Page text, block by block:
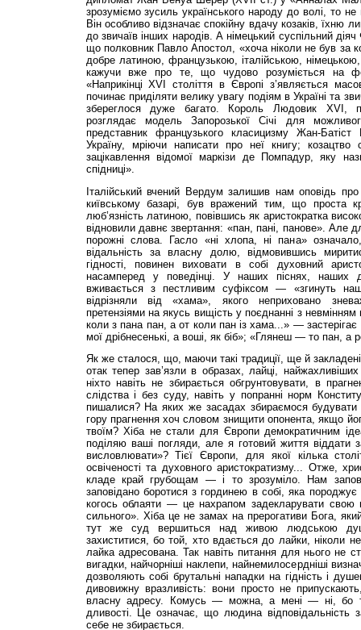
зрозуміємо зусиль українського народу до волі, то не
Він особливо відзначає спокійну вдачу козаків, їхню
до звичаїв інших народів. А німецький суспіль­ний
що полковник Павло Апостол, «хоча ніколи не був за
добре латиною, французькою, італійською,
кажучи вже про те, що чудово розуміється на
«Наприкінці XVI століття в Європі з’являється
починає приділяти велику увагу подіям в Україні та
збереглося дуже багато. Король Людовик XVI,
розглядає модель Запорозької Січі для
представник французького класицизму Жан-
Україну, мріючи написати про неї книгу; козацтво
зацікавлення відомої маркізи де Помпа­дур, яку
спідниці».
Італійський вчений Вердум залишив нам оповідь
київському базарі, був враже­ний тим, що проста
люб’язність латиною, повів­шись як аристократка
відновили дав­нє звертання: «пан, пані, панове». Але
порожні слова. Гасло «ні хлопа, ні па­на»
відальність за власну долю, відмовив­шись
гідності, повинен виховати в собі ду­ховний
насамперед у поведінці. У наших піснях, наших
вживається з пестливим суфіксом — «згинуть
відрізняли від «хама», якого неприхова­но
претензіями на якусь вищість у поєднан­ні з
коли з пана пан, а от коли пан із ха­ма...» —
мої дрібнесенькі, a воші, як біб»; «Глянеш — то пан, а
Як же сталося, що, маючи такі тради­ції, ще й
отак тепер зав’язли в обра­зах, лайці,
ніхто навіть не збира­ється обгрунтовувати, в
слідства і без су­ду, навіть у попранні норм
пишалися? На яких же засадах збираємося
гору прагнення хоч словом знищити опонента, якщо
твоїм? Хі­ба не стали для Європи демократичним
поділяю ваші погляди, але я готовий життя відда­ти
вислов­лювати»? Тієї Європи, для якої кілька
освіченості та духовного аристократизму... Отже,
кладе край грубощам — і то зрозуміло. Нам
заповідано бо­ротися з гординею в собі, яка породжує
когось облаяти — це на­храпом задекларувати свою
сильного». Хіба це не замах на прерогативи Бога,
тут же суд вершиться над живою людською
захиститися, бо той, хто вдається до лайки, ніколи
лайка адресована. Так навіть питання для нього не
вигадки, найчорніші наклепи, найнемилосердніші
до­зволяють собі брутальні на­падки на гідність і
ди­вовижну вразливість: вони просто не
власну адресу. Комусь — мо­жна, а мені — ні, бо
дливості. Це означає, що лю­дина відповідальність
себе не збирається.